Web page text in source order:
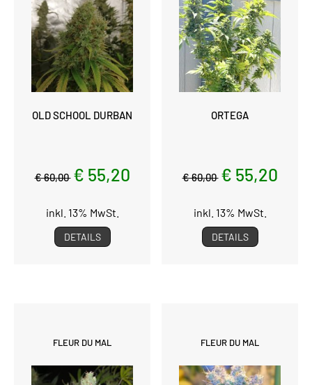
OLD SCHOOL DURBAN
€ 60,00 € 55,20
inkl. 13% MwSt.
DETAILS
ORTEGA
€ 60,00 € 55,20
inkl. 13% MwSt.
DETAILS
FLEUR DU MAL FLEUR DU MAL